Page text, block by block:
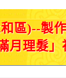
區)--製
月理髮